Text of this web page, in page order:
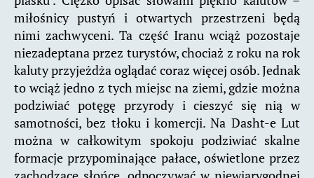
miłośnicy pustyń i otwartych przestrzeni będą
nimi zachwyceni. Ta część Iranu wciąż pozostaje
niezadeptana przez turystów, chociaż z roku na rok
kaluty przyjeżdża oglądać coraz więcej osób. Jednak
to wciąż jedno z tych miejsc na ziemi, gdzie można
podziwiać potęgę przyrody i cieszyć się nią w
samotności, bez tłoku i komercji. Na Dasht-e Lut
można w całkowitym spokoju podziwiać skalne
formacje przypominające pałace, oświetlone przez